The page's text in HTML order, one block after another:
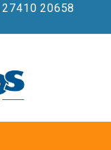
27410 20658